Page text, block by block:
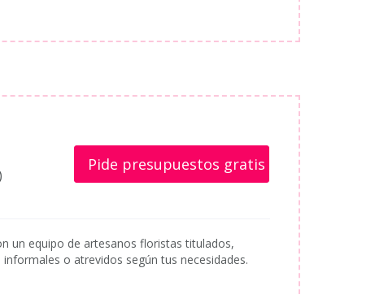
Pide presupuestos gratis
un equipo de artesanos floristas titulados,
o atrevidos según tus necesidades.